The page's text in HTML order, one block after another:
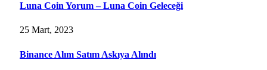
Luna Coin Yorum – Luna Coin Geleceği
25 Mart, 2023
Binance Alım Satım Askıya Alındı